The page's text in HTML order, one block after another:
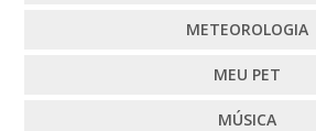
METEOROLOGIA
MEU PET
MÚSICA